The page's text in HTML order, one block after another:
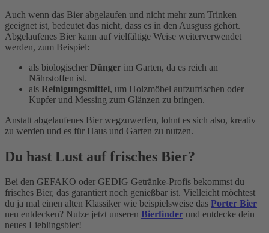
Auch wenn das Bier abgelaufen und nicht mehr zum Trinken
geeignet ist, bedeutet das nicht, dass es in den Ausguss gehört.
Abgelaufenes Bier kann auf vielfältige Weise weiterverwendet
werden, zum Beispiel:
als biologischer Dünger im Garten, da es reich an
Nährstoffen ist.
als Reinigungsmittel, um Holzmöbel aufzufrischen oder
Kupfer und Messing zum Glänzen zu bringen.
Anstatt abgelaufenes Bier wegzuwerfen, lohnt es sich also, kreativ
zu werden und es für Haus und Garten zu nutzen.
Du hast Lust auf frisches Bier?
Bei den GEFAKO oder GEDIG Getränke-Profis bekommst du
frisches Bier, das garantiert noch genießbar ist. Vielleicht möchtest
du ja mal einen alten Klassiker wie beispielsweise das Porter Bier
neu entdecken? Nutze jetzt unseren Bierfinder und entdecke dein
neues Lieblingsbier!